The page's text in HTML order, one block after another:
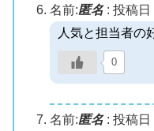
名前:匿名: 投稿日
人気と担当者の
0
名前:匿名: 投稿日